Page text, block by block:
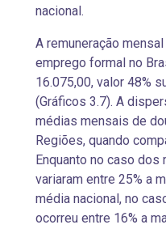
nacional.
A remuneração
emprego formal no
16.075,00, valor 48%
(Gráficos 3.7). A
médias mensais de
Regiões, quando
Enquanto no caso
variaram entre 25% a
média nacional, no
ocorreu entre 16% a